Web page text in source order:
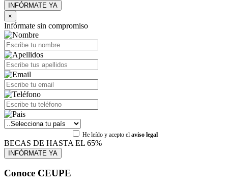
×
Infórmate sin compromiso
He leído y acepto el aviso legal
BECAS DE HASTA EL 65%
Conoce CEUPE